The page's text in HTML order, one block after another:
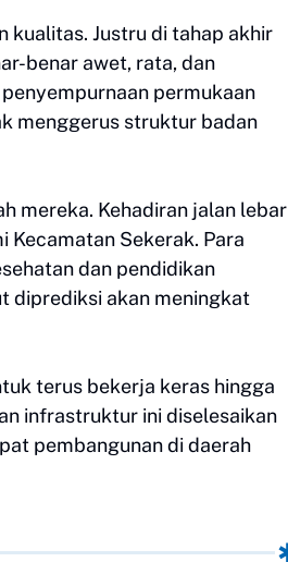
kualitas. Justru di tahap akhir
benar awet, rata, dan
permukaan
menggerus struktur badan
mereka. Kehadiran jalan lebar
Kecamatan Sekerak. Para
dan pendidikan
diprediksi akan meningkat
terus bekerja keras hingga
infrastruktur ini diselesaikan
pembangunan di daerah